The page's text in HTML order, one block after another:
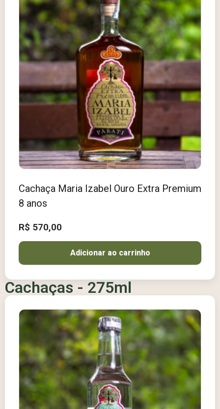
Cachaça Maria Izabel Ouro Extra Premium
8 anos
R$ 570,00
Adicionar ao carrinho
Cachaças - 275ml